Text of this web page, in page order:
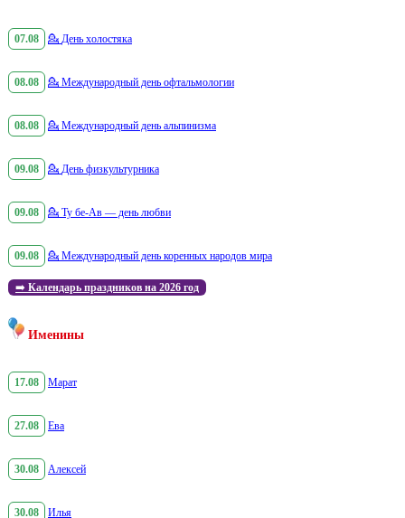
07.08 💁 День холостяка
08.08 💁 Международный день офтальмологии
08.08 💁 Международный день альпинизма
09.08 💁 День физкультурника
09.08 💁 Ту бе-Ав — день любви
09.08 💁 Международный день коренных народов мира
➡️ Календарь праздников на 2026 год
Именины
17.08 Марат
27.08 Ева
30.08 Алексей
30.08 Илья